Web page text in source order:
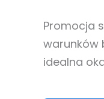
Promocja
warunków
idealna